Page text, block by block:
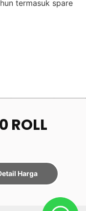
termasuk spare
ROLL
Harga